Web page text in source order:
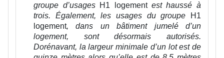
groupe d’usages H1 logement est haussé à
trois. Également, les usages du groupe
H1
logement,dans un bâtiment jumelé d’un
logement, sont désormais autorisés.
Dorénavant, la largeur minimale d’un lot est de